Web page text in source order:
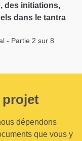
des initiations,
dans le tantra
- Partie 2 sur 8
projet
dépendons
que vous y